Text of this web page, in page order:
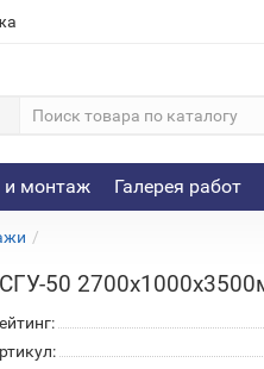
и монтаж Галерея работ
50